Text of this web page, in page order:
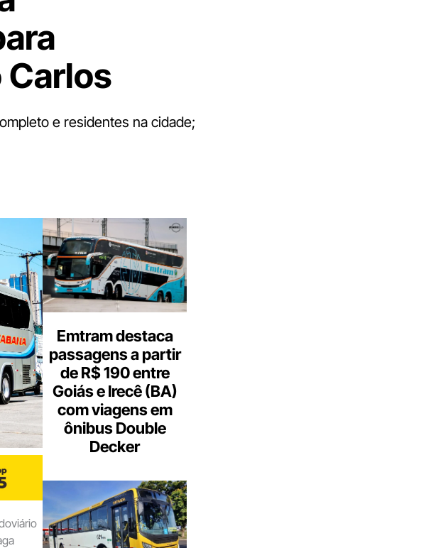
Carlos
e residentes na cidade;
Emtram destaca
passagens a partir
de R$ 190 entre
Goiás e Irecê (BA)
com viagens em
ônibus Double
Decker
Digite
aqui
o
seu
mail